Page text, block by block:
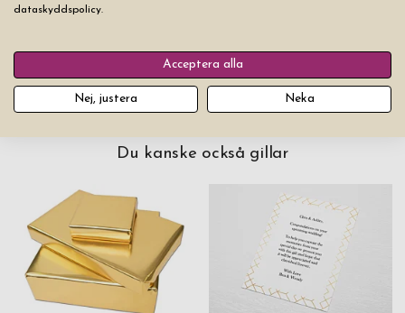
Du kanske också gillar
dataskyddspolicy.
Acceptera alla
Nej, justera Neka